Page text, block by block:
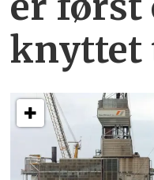
knyttet